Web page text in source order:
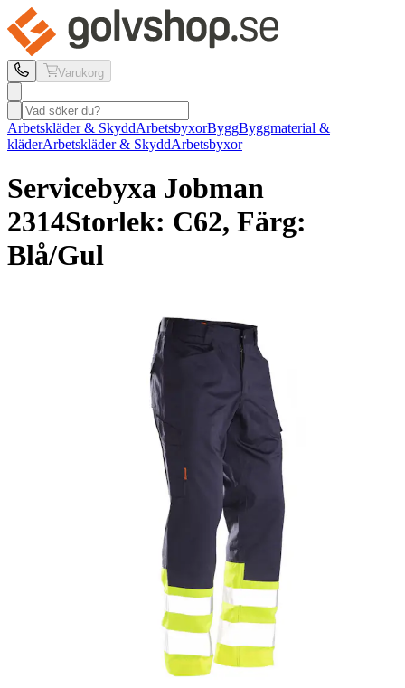
Varukorg
Arbetskläder & SkyddArbetsbyxorByggByggmaterial &
kläderArbetskläder & SkyddArbetsbyxor
Servicebyxa Jobman
2314Storlek: C62, Färg:
Blå/Gul